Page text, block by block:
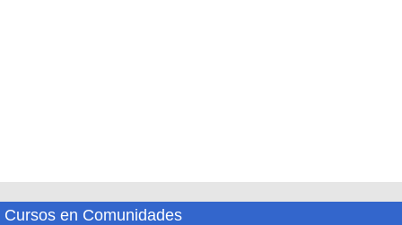
Cursos en Comunidades